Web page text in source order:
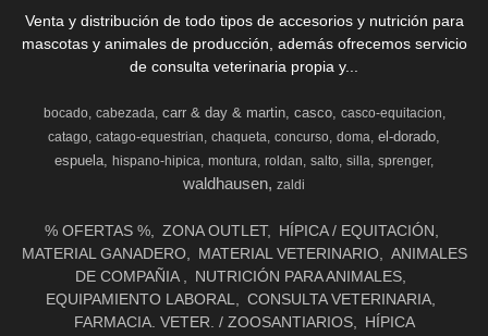
Venta y distribución de todo tipos de accesorios y nutrición para
mascotas y animales de producción, además ofrecemos servicio
de consulta veterinaria propia y...
bocado cabezada carr & day & martin casco
casco-equitacion
catago catago-equestrian chaqueta concurso doma el-dorado
espuela hispano-hipica montura roldan salto silla sprenger
waldhausen zaldi
% OFERTAS % ZONA OUTLET
HÍPICA / EQUITACIÓN
MATERIAL GANADERO
MATERIAL VETERINARIO
ANIMALES
DE COMPAÑIA
NUTRICIÓN PARA ANIMALES
EQUIPAMIENTO LABORAL
CONSULTA VETERINARIA
FARMACIA. VETER. / ZOOSANTIARIOS
HÍPICA